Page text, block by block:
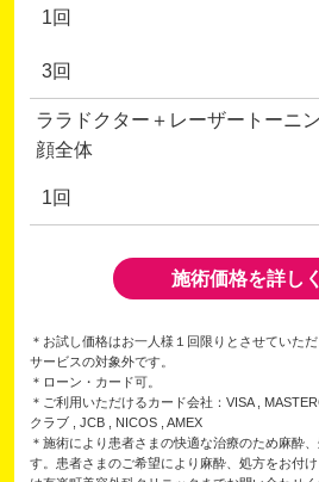
1回
3回
ララドクター＋レーザートーニ
顔全体
1回
施術価格を詳し
＊お試し価格はお一人様１回限りとさせていた
サービスの対象外です。
＊ローン・カード可。
＊ご利用いただけるカード会社：VISA ,
クラブ , JCB , NICOS , AMEX
＊施術により患者さまの快適な治療のため麻酔
す。患者さまのご希望により麻酔、処方をお付